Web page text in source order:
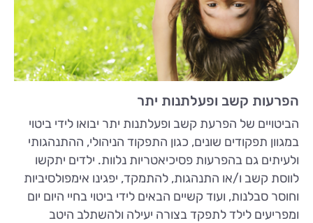
הפרעות קשב ופעלתנות יתר
הביטויים של הפרעת קשב ופעלתנות יתר יבואו לידי ביטוי
במגוון תפקודים שונים, כגון התפקוד הניהולי, ההתנהגותי
ולעיתים גם בהפרעות פסיכיאטריות נלוות. ילדים יתקשו
לווסת קשב ו/או התנהגות, להתמקד, יפגינו אימפולסיביות
וחוסר סבלנות, ועוד קשיים הבאים לידי ביטוי בחיי היום יום
ומפריעים לילד לתפקד בצורה יעילה ולהשתלב היטב